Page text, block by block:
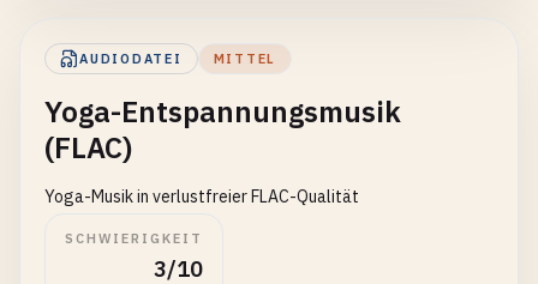
AUDIODATEI MITTEL
Yoga-Entspannungsmusik
(FLAC)
Yoga-Musik in verlustfreier FLAC-Qualität
SCHWIERIGKEIT
3/10